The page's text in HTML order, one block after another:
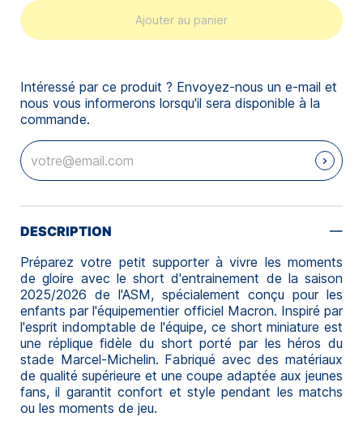
Ajouter au panier
Intéressé par ce produit ? Envoyez-nous un e-mail et
nous vous informerons lorsqu'il sera disponible à la
commande.
DESCRIPTION
Préparez votre petit supporter à vivre les moments
de gloire avec le short d'entrainement de la saison
2025/2026 de l'ASM, spécialement conçu pour les
enfants par l'équipementier officiel Macron. Inspiré par
l'esprit indomptable de l'équipe, ce short miniature est
une réplique fidèle du short porté par les héros du
stade Marcel-Michelin. Fabriqué avec des matériaux
de qualité supérieure et une coupe adaptée aux jeunes
fans, il garantit confort et style pendant les matchs
ou les moments de jeu.